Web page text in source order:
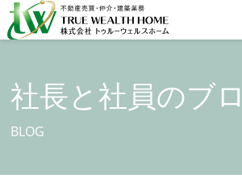
社長と社員のブ
BLOG